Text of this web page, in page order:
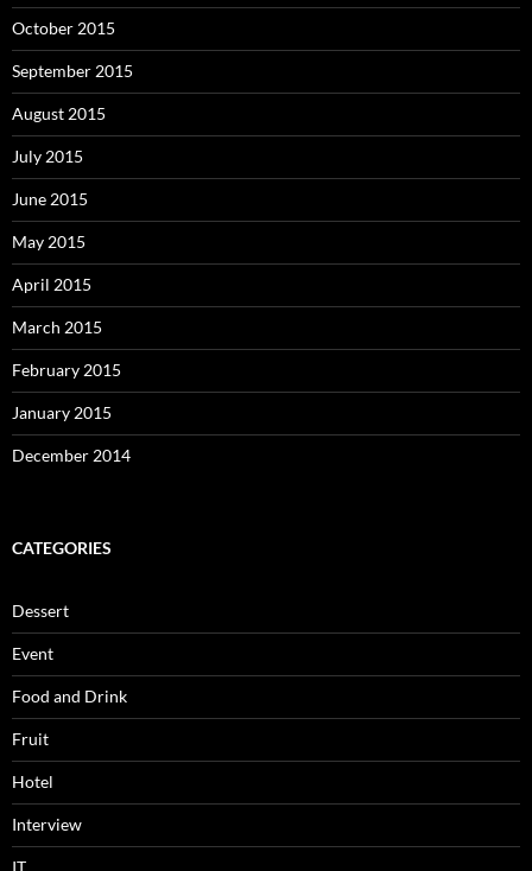
October 2015
September 2015
August 2015
July 2015
June 2015
May 2015
April 2015
March 2015
February 2015
January 2015
December 2014
CATEGORIES
Dessert
Event
Food and Drink
Fruit
Hotel
Interview
IT